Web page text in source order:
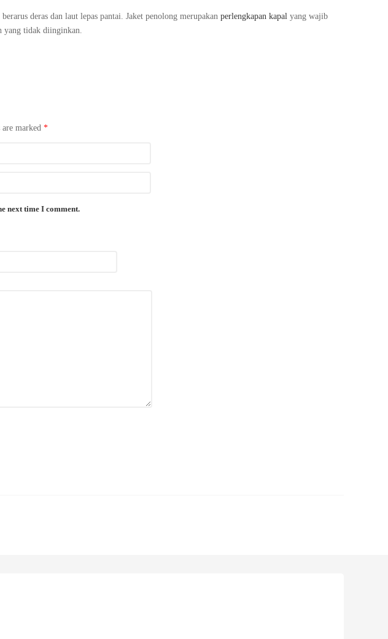
deras dan laut lepas pantai. Jaket penolong merupakan perlengkapan kapal yang wajib
yang tidak diinginkan.
marked *
next time I comment.